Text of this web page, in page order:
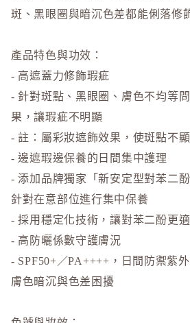
斑、黑眼圈與暗沉色差都能俐落修
產品特色與功效：
- 高遮蓋力修飾瑕疵
- 針對斑點、黑眼圈、膚色不均等
果，讓瑕疵不明顯
- 註：屬彩妝遮飾效果，使斑點不
- 邊遮瑕邊保養的日間集中護理
- 添加品牌獨家「新安定型對苯二
針對在意部位進行集中保養
- 採用穩定化技術，讓對苯二酚更
- 高防曬係數守護膚況
- SPF50+／PA++++，日間防禦紫
膚色暗沉與色差困擾